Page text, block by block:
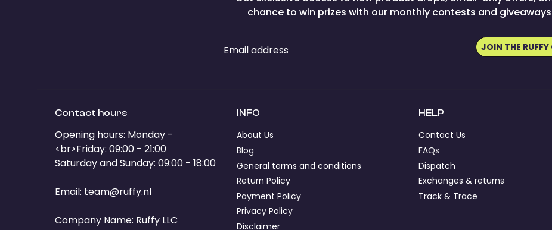
chance to win prizes with our monthly contests and
Email address JOIN THE RUFFY
Contact hours
Opening hours: Monday -
<br>Friday: 09:00 - 21:00
Saturday and Sunday: 09:00 - 18:00
Email: team@ruffy.nl
Company Name: Ruffy LLC
INFO
About Us
Blog
General terms and conditions
Return Policy
Payment Policy
Privacy Policy
Disclaimer
HELP
Contact Us
FAQs
Dispatch
Exchanges & returns
Track & Trace